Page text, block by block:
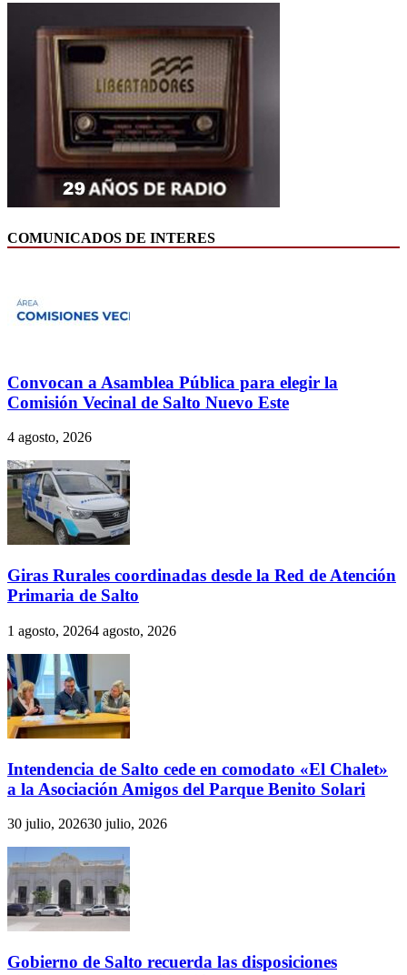
COMUNICADOS DE INTERES
Convocan a Asamblea Pública para elegir la
Comisión Vecinal de Salto Nuevo Este
4 agosto, 2026
Giras Rurales coordinadas desde la Red de Atención
Primaria de Salto
1 agosto, 20264 agosto, 2026
Intendencia de Salto cede en comodato «El Chalet»
a la Asociación Amigos del Parque Benito Solari
30 julio, 202630 julio, 2026
Gobierno de Salto recuerda las disposiciones